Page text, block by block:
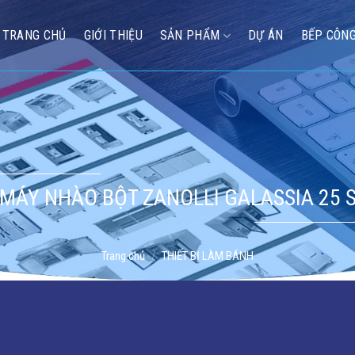
TRANG CHỦ GIỚI THIỆU SẢN PHẨM DỰ ÁN BẾP
NHÀO BỘT ZANOLLI GALASSIA 25
Trang chủ / THIẾT BỊ LÀM BÁNH